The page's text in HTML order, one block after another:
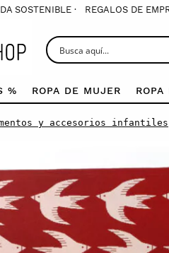
SOSTENIBLE · REGALOS DE
% ROPA DE MUJER ROPA
y accesorios infantiles